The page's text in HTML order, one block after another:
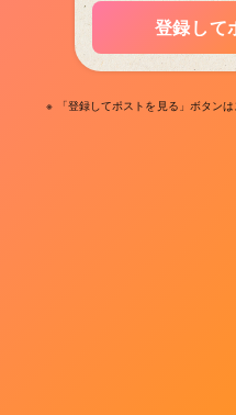
登録して
※ 「登録してポストを見る」ボタン